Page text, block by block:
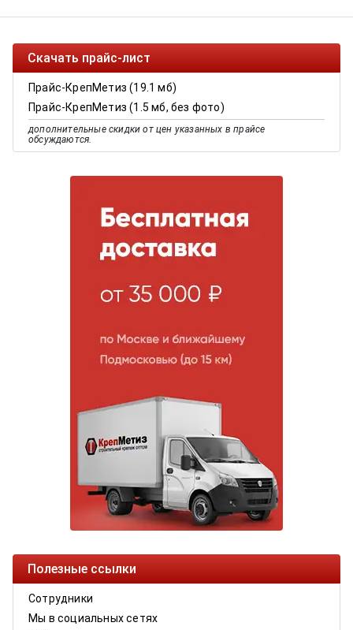
Скачать прайс-лист
Прайс-КрепМетиз (19.1 мб)
Прайс-КрепМетиз (1.5 мб, без фото)
дополнительные скидки от цен указанных в прайсе
обсуждаются.
Полезные ссылки
Сотрудники
Мы в социальных сетях